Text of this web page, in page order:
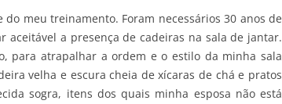
meu treinamento. Foram necessários 30 anos de
aceitável a presença de cadeiras na sala de jantar.
para atrapalhar a ordem e o estilo da minha sala
velha e escura cheia de xícaras de chá e pratos
sogra, itens dos quais minha esposa não está